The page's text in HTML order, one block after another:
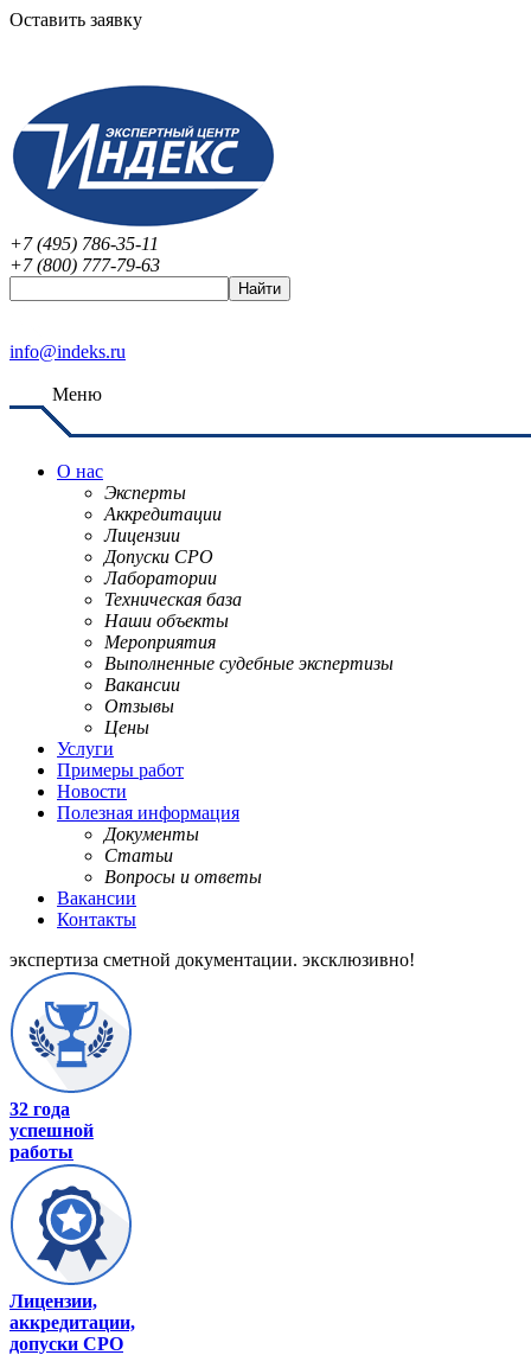
Оставить заявку
+7 (495) 786-35-11
+7 (800) 777-79-63
info@indeks.ru
Меню
О нас
Эксперты
Аккредитации
Лицензии
Допуски СРО
Лаборатории
Техническая база
Наши объекты
Мероприятия
Выполненные судебные экспертизы
Вакансии
Отзывы
Цены
Услуги
Примеры работ
Новости
Полезная информация
Документы
Статьи
Вопросы и ответы
Вакансии
Контакты
экспертиза сметной документации. эксклюзивно!
32 года
успешной
работы
Лицензии,
аккредитации,
допуски СРО